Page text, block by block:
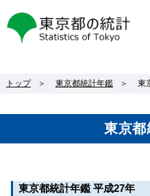
東京都の統計
トップ ＞ 東京都統計年鑑 ＞ 東
東京都
東京都統計年鑑 平成27年